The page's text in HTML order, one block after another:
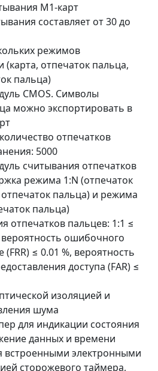
M1-карт
составляет от 30 до
режимов
(карта, отпечаток пальца,
пальца)
CMOS. Символы
можно экспортировать в
отпечатков
5000
считывания отпечатков
режима 1:N (отпечаток
отпечаток пальца) и режима
пальца)
отпечатков пальцев: 1:1 ≤
вероятность ошибочного
(FRR) ≤ 0.01 %, вероятность
доступа (FAR) ≤
изоляцией и
шума
для индикации состояния
данных и времени
встроенными электронными
сторожевого таймера,